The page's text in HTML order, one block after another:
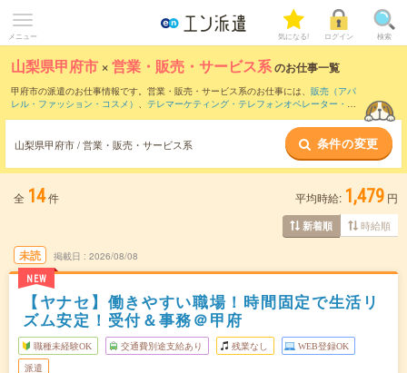
メニュー 気になる! ログイン 検索
山梨県甲府市 ×営業・販売・サービス系のお仕事一覧
甲府市の派遣のお仕事情報です。営業・販売・サービス系のお仕事には、 販売（アパ
レル・ファッション・コスメ） 、 テレマーケティング・テレフォンオペレーター・コ
などのこだわり条件で絞り込んでいただけます。
山梨県甲府市 / 営業・販売・サービス系 条件の変更
全 14件 平均時給: 1,479 円
新着順 時給順
未読
NEW
掲載日 2026/08/08
【ヤナセ】働きやすい職場！時間固定で生活リ
ズム安定！受付＆事務＠甲府
職種未経験OK 交通費別途支給あり 残業なし WEB登録OK
派遣